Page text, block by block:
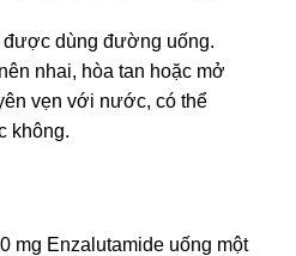
dùng đường uống.
nhai, hòa tan hoặc mở
vẹn với nước, có thể
không.
mg Enzalutamide uống một